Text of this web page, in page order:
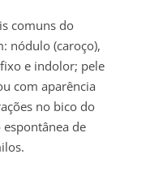
comuns do
nódulo (caroço),
e indolor; pele
com aparência
no bico do
espontânea de